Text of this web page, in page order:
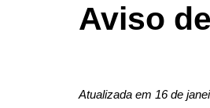
Aviso
Atualizada em 16 de